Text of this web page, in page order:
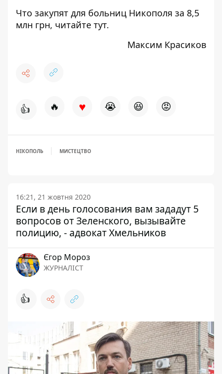
Что закупят для больниц Никополя за 8,5
млн грн, читайте тут.
Максим Красиков
👍 🔥 ♥ 😭 😆 😡
НІКОПОЛЬ МИСТЕЦТВО
16:21, 21 жовтня 2020
Если в день голосования вам зададут 5
вопросов от Зеленского, вызывайте
полицию, - адвокат Хмельников
Єгор Мороз
ЖУРНАЛІСТ
👍